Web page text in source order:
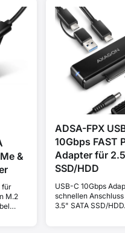
&
für
M.2
ADSA-FPX
10Gbps FAST
Adapter für
SSD/HDD
USB-C 10Gbps
schnellen
3.5" SATA SSD/